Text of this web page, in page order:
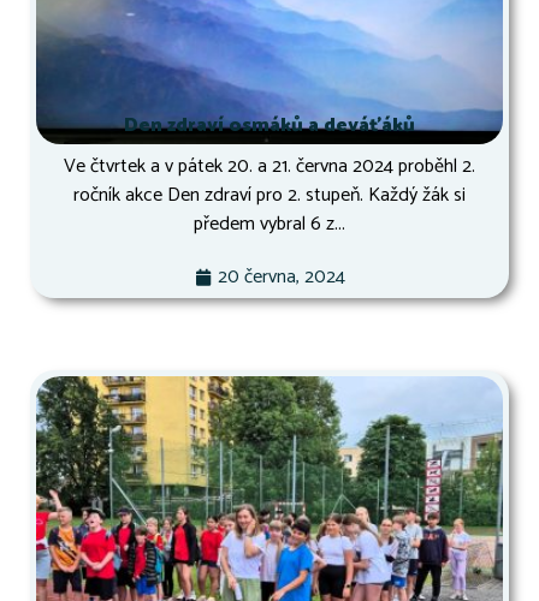
Den zdraví osmáků a deváťáků
Ve čtvrtek a v pátek 20. a 21. června 2024 proběhl 2.
ročník akce Den zdraví pro 2. stupeň. Každý žák si
předem vybral 6 z...
20 června, 2024